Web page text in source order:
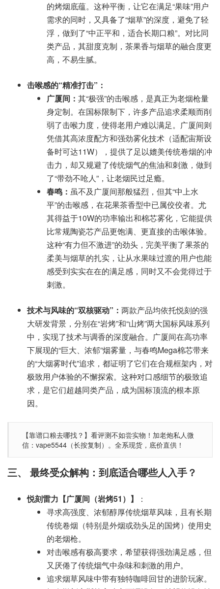
的烤烟底蕴。这种平衡，让它在满足“果味”用户
需求的同时，又具备了“烟草”的深度，避免了轻
浮，做到了“中正平和，适合长期口粮”。对比同
类产品，其甜度克制，茶果香与烟草的融合度更
高，不易生腻。
击喉感的“精准打击”：
广厦间： 其“极强”的击喉感，是真正为老烟枪量
身定制。在国标限制下，许多产品追求柔顺而削
弱了击喉力度，使得老用户难以满足。广厦间则
凭借其高浓度配方和强劲雾化技术（适配宙斯设
备时可达11W），提供了足以媲美传统卷烟的冲
击力，却又规避了传统烟气的焦油和刺激，做到
了“带劲不呛人”，让老烟民过足瘾。
春鸣： 虽不及广厦间那般猛烈，但其“中上水
平”的击喉感，在花果茶香型中已属佼佼者。尤
其得益于10W的功率输出和棉芯雾化，它能提供
比常规陶瓷芯产品更饱满、更直接的击喉体验。
这种“有力但不激进”的劲头，完美平衡了果茶的
柔美与烟草的扎实，让从水果味过渡的用户也能
感受到实实在在的满足感，同时又不会觉得过于
刺激。
技术与风味的“双核驱动”： 两款产品均依托悦刻的强
大研发背景，分别在“岩烤”和“山烤”两大国标风味系列
中，实现了技术与调香的深度融合。广厦间在高功率
下展现的“巨大、浓郁”烟雾量，与春鸣Mega棉芯带来
的“大烟雾时代”追求，都证明了它们在合规框架内，对
极致用户体验的不懈探索。这种对口感细节的极致追
求，是它们超越同类产品，成为国标顶流的根本原
因。
【靠谱口粮去哪找？】看评测不如尝实物！加老炮私人微
信：vape5544（长按复制）。全系现货，底价直供！
三、 最终受众解构：到底适合哪些人入手？
悦刻雷力【广厦间（岩烤51）】
：
寻求高强度、浓郁醇厚传统烟草风味，且有长期
传统卷烟（特别是外烟或劲头足的国烤）使用史
的老烟枪。
对击喉感有极高要求，希望获得强劲满足感，但
又厌倦了传统烟气中杂味和刺激的用户。
追求烟草风味中带有独特咖啡回甘的进阶玩家。